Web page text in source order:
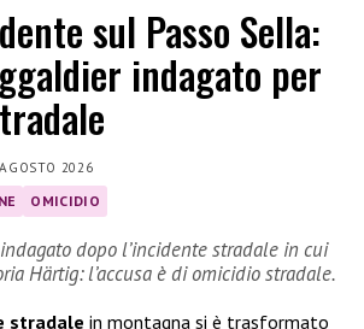
sul Passo Sella:
indagato per
2026
OMICIDIO
dopo l’incidente stradale in cui
Härtig: l’accusa è di omicidio stradale.
stradale in montagna si è trasformato